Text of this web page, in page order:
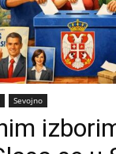
Sevojno